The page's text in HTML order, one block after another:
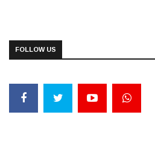
FOLLOW US